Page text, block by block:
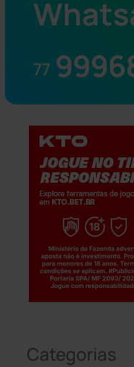
77
Categorias